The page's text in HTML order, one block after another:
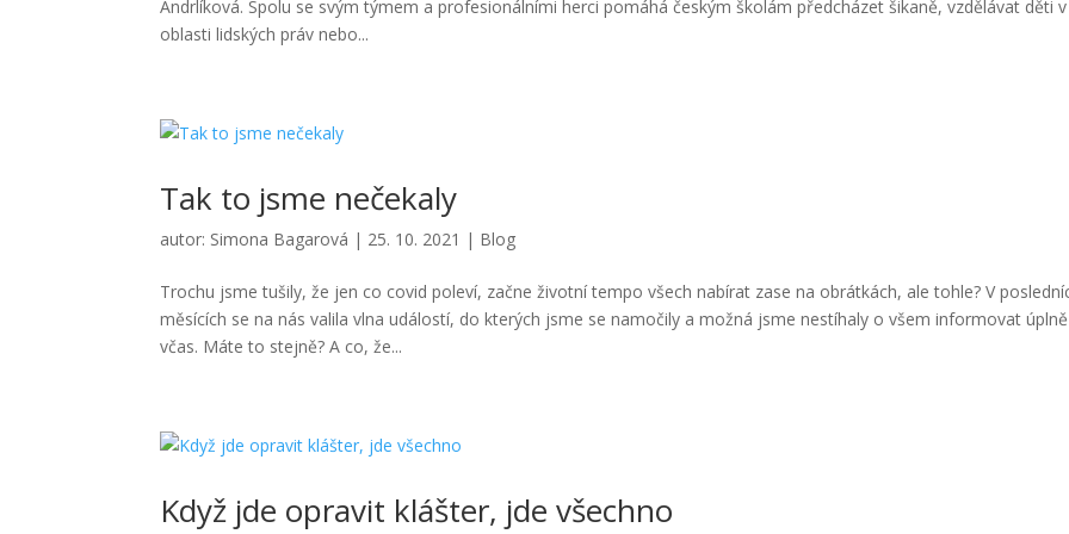
Andrlíková. Spolu se svým týmem a profesionálními herci pomáhá českým školám předcházet šikaně, vzdělávat děti v
oblasti lidských práv nebo...
Tak to jsme nečekaly
autor: Simona Bagarová | 25. 10. 2021 | Blog
Trochu jsme tušily, že jen co covid poleví, začne životní tempo všech nabírat zase na obrátkách, ale tohle? V
měsících se na nás valila vlna událostí, do kterých jsme se namočily a možná jsme nestíhaly o všem informovat úplně
včas. Máte to stejně? A co, že...
Když jde opravit klášter, jde všechno